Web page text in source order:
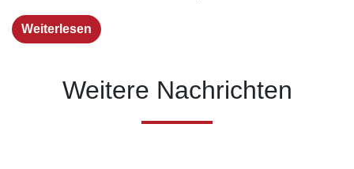
Weiterlesen
Weitere Nachrichten